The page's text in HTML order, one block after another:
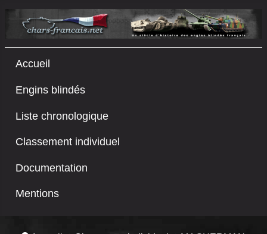
Accueil
Engins blindés
Liste chronologique
Classement individuel
Documentation
Mentions